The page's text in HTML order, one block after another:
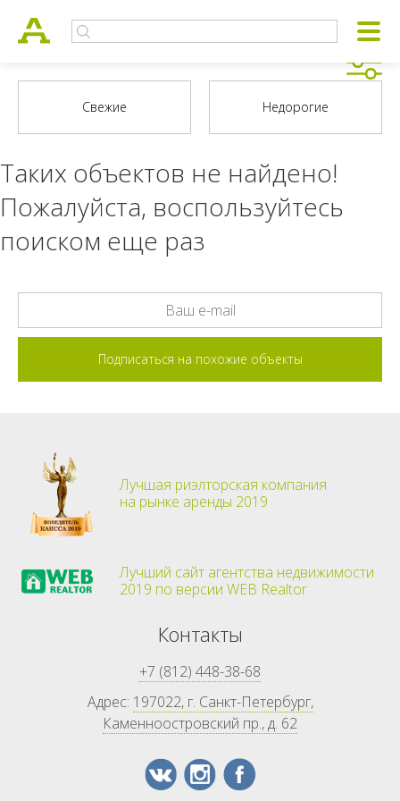
Таких объектов не найдено!
Пожалуйста, воспользуйтесь
поиском еще раз
Лучшая риэлторская компания
на рынке аренды 2019
Лучший сайт агентства недвижимости
2019 по версии WEB Realtor
Контакты
+7 (812) 448-38-68
Адрес: 197022, г. Санкт-Петербург,
Каменноостровский пр., д. 62